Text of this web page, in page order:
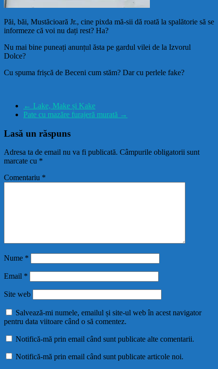
Păi, băi, Mustăcioară Jr., cine pixda mă-sii dă roată la spalătorie să se
informeze că voi nu dați rest? Ha?
Nu mai bine puneați anunțul ăsta pe gardul vilei de la Izvorul
Dolce?
Cu spuma frișcă de Beceni cum stăm? Dar cu perlele fake?
← Lake, Make și Kake
Pate cu mazăre furajeră murată →
Lasă un răspuns
Adresa ta de email nu va fi publicată. Câmpurile obligatorii sunt
marcate cu *
Comentariu *
Nume *
Email *
Site web
Salvează-mi numele, emailul și site-ul web în acest navigator
pentru data viitoare când o să comentez.
Notifică-mă prin email când sunt publicate alte comentarii.
Notifică-mă prin email când sunt publicate articole noi.